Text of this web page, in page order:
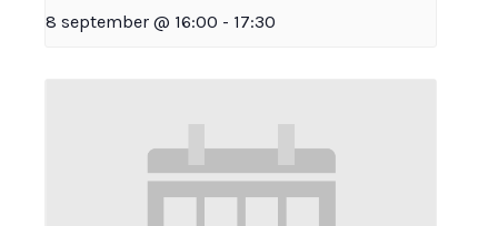
8 september @ 16:00 - 17:30